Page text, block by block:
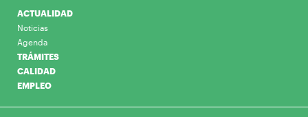
ACTUALIDAD
Noticias
Agenda
TRÁMITES
CALIDAD
EMPLEO